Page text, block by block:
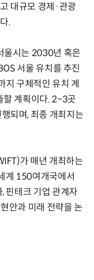
대규모 경제·관광
.
울시는 2030년 혹은
서울 유치를 추진
지 구체적인 유치 계
할 계획이다. 2~3곳
되며, 최종 개최지는
가 매년 개최하는
계 150여개국에서
핀테크 기업 관계자
안과 미래 전략을 논